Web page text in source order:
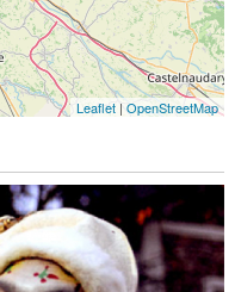
Leaflet |OpenStreetMap